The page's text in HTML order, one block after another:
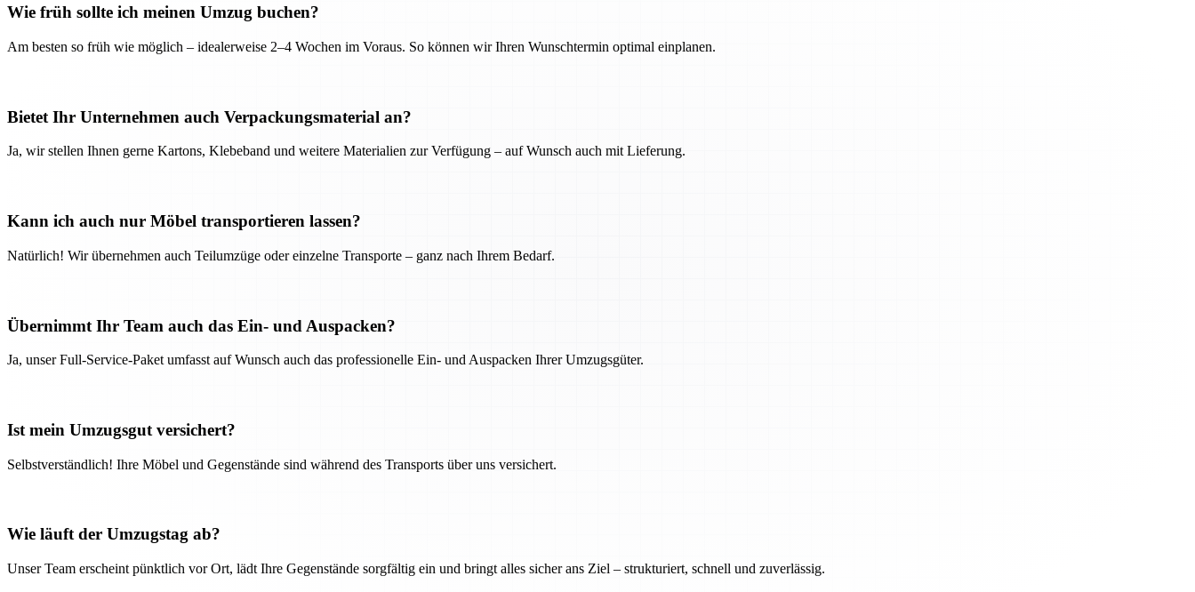
Wie früh sollte ich meinen Umzug buchen?
Am besten so früh wie möglich – idealerweise 2–4 Wochen im Voraus. So können wir Ihren Wunschtermin optimal einplanen.
Bietet Ihr Unternehmen auch Verpackungsmaterial an?
Ja, wir stellen Ihnen gerne Kartons, Klebeband und weitere Materialien zur Verfügung – auf Wunsch auch mit Lieferung.
Kann ich auch nur Möbel transportieren lassen?
Natürlich! Wir übernehmen auch Teilumzüge oder einzelne Transporte – ganz nach Ihrem Bedarf.
Übernimmt Ihr Team auch das Ein- und Auspacken?
Ja, unser Full-Service-Paket umfasst auf Wunsch auch das professionelle Ein- und Auspacken Ihrer Umzugsgüter.
Ist mein Umzugsgut versichert?
Selbstverständlich! Ihre Möbel und Gegenstände sind während des Transports über uns versichert.
Wie läuft der Umzugstag ab?
Unser Team erscheint pünktlich vor Ort, lädt Ihre Gegenstände sorgfältig ein und bringt alles sicher ans Ziel – strukturiert, schnell und zuverlässig.